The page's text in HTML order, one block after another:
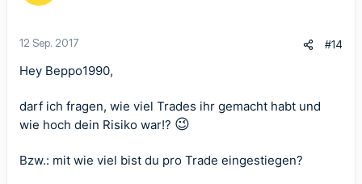
n
12 Sep. 2017 #14
Hey Beppo1990,
darf ich fragen, wie viel Trades ihr gemacht habt und
wie hoch dein Risiko war!? 😉
Bzw.: mit wie viel bist du pro Trade eingestiegen?